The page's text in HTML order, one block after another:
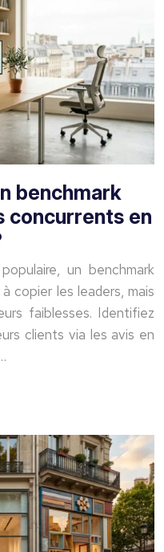
benchmark
concurrents en
un benchmark
copier les leaders, mais
faiblesses. Identifiez
clients via les avis en